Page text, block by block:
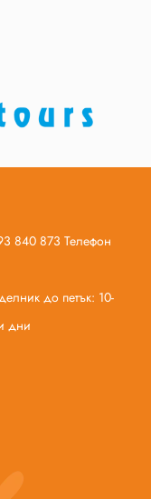
840 873 Телефон
до петък: 10-
дни